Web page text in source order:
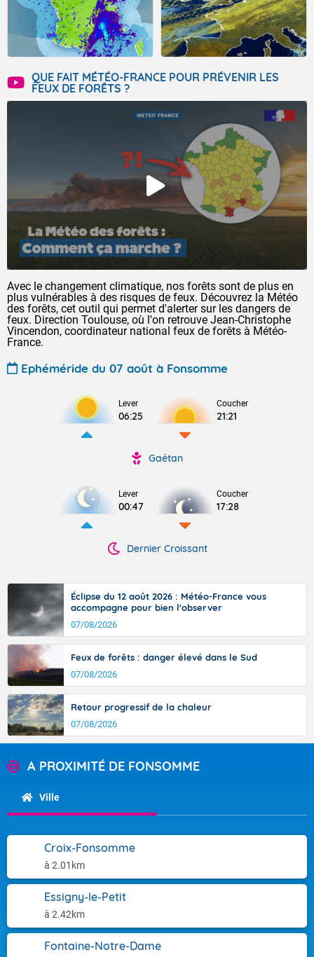
QUE FAIT MÉTÉO-FRANCE POUR PRÉVENIR LES
FEUX DE FORÊTS ?
Avec le changement climatique, nos forêts sont de plus en
plus vulnérables à des risques de feux. Découvrez la Météo
des forêts, cet outil qui permet d'alerter sur les dangers de
feux. Direction Toulouse, où l'on retrouve Jean-Christophe
Vincendon, coordinateur national feux de forêts à Météo-
France.
Ephéméride du 07 août à Fonsomme
Lever
06:25
Coucher
21:21
Gaétan
Lever
00:47
Coucher
17:28
Dernier Croissant
Éclipse du 12 août 2026 : Météo-France vous
accompagne pour bien l'observer
07/08/2026
Feux de forêts : danger élevé dans le Sud
07/08/2026
Retour progressif de la chaleur
07/08/2026
A PROXIMITÉ DE FONSOMME
Ville
Croix-Fonsomme
à 2.01km
Essigny-le-Petit
à 2.42km
Fontaine-Notre-Dame